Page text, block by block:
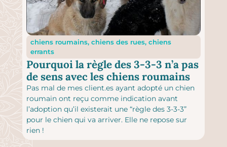
chiens roumains, chiens des rues, chiens
errants
Pourquoi la règle des 3-3-3 n’a pas
de sens avec les chiens roumains
Pas mal de mes client.es ayant adopté un chien
roumain ont reçu comme indication avant
l’adoption qu’il existerait une “règle des 3-3-3”
pour le chien qui va arriver. Elle ne repose sur
rien !